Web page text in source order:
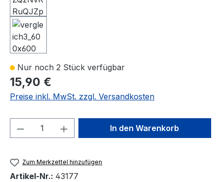
Nur noch 2 Stück verfügbar
15,90 €
Preise inkl. MwSt. zzgl. Versandkosten
Produkt Anzahl: Gib denIn den Warenkorb
Zum Merkzettel hinzufügen
Artikel-Nr.: 43177